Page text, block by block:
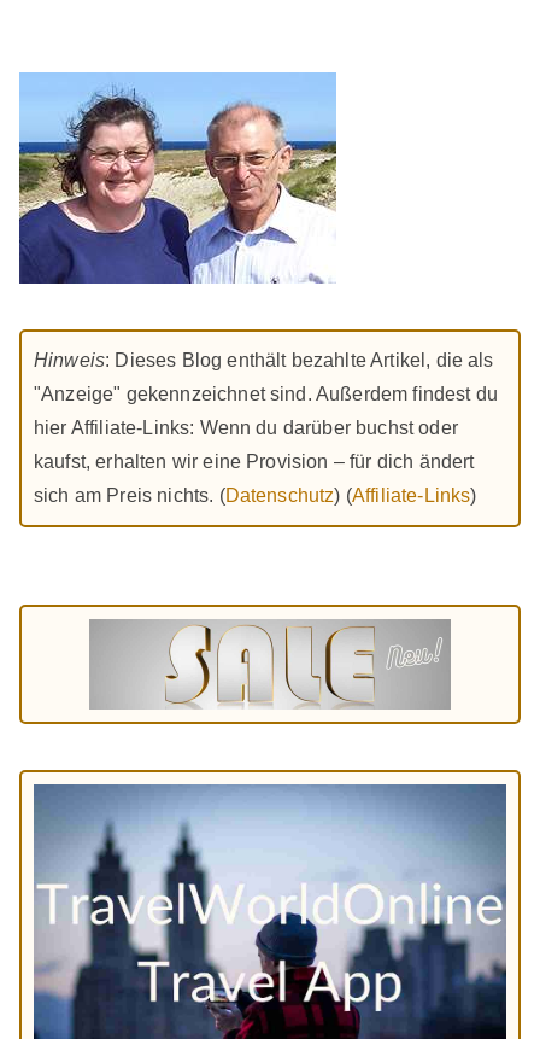
Hinweis: Dieses Blog enthält bezahlte Artikel, die als
"Anzeige" gekennzeichnet sind. Außerdem findest du
hier Affiliate-Links: Wenn du darüber buchst oder
kaufst, erhalten wir eine Provision – für dich ändert
sich am Preis nichts. (Datenschutz) (Affiliate-Links)